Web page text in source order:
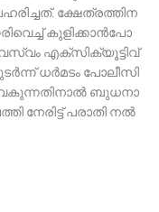
ക്ഷേ​ത്ര​ത്തി​ന​
കു​ളി​ക്കാ​ൻ​പോ​
എ​ക്സി​ക്യൂ​ട്ടി​വ്
ധ​ർ​മ​ടം പോ​ലീ​സി​
ബു​ധ​നാ​
നേ​രി​ട്ട് പ​രാ​തി ന​ൽ​